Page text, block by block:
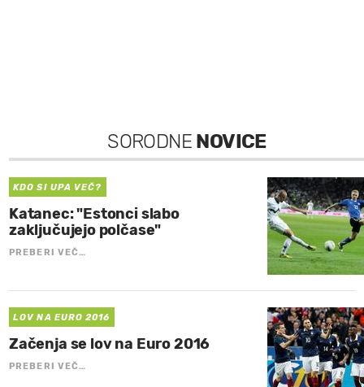
SORODNE NOVICE
KDO SI UPA VEČ?
Katanec: "Estonci slabo
zaključujejo polčase"
PREBERI VEČ…
LOV NA EURO 2016
Začenja se lov na Euro 2016
PREBERI VEČ…